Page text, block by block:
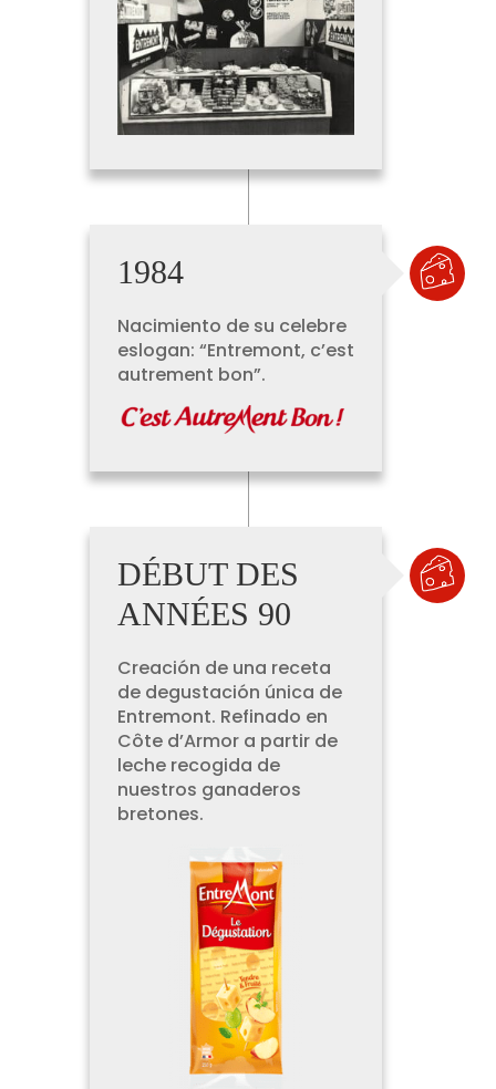
1984
Nacimiento de su celebre
eslogan: “Entremont, c’est
autrement bon”.
DÉBUT DES
ANNÉES 90
Creación de una receta
de degustación única de
Entremont. Refinado en
Côte d’Armor a partir de
leche recogida de
nuestros ganaderos
bretones.